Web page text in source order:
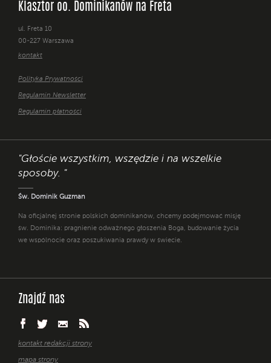
Klasztor oo. Dominikanów na Freta
ul. Freta 10
00-227 Warszawa
kontakt
Polityka Prywatności
Regulamin Newsletter
Regulamin płatności
"Głoście wszystkim, wszędzie i na wszelkie
sposoby. "
Św. Dominik Guzman
Na oficjalnej stronie polskich dominikanów, chcemy podejmować misję
św. Dominika: pragnienie odważnego głoszenia Boga, budowanie życia
we wspólnocie oraz poszukiwania prawdy w świecie.
Znajdź nas
kontakt redakcji strony
mapa strony